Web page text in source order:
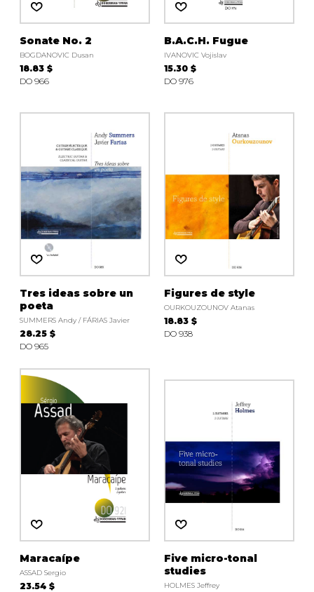
Sonate No. 2
BOGDANOVIC Dusan
18.83 $
DO 966
B.A.C.H. Fugue
IVANOVIC Vojislav
15.30 $
DO 976
Tres ideas sobre un
poeta
SUMMERS Andy / FÁRIAS Javier
28.25 $
DO 965
Figures de style
OURKOUZOUNOV Atanas
18.83 $
DO 938
Maracaípe
ASSAD Sergio
23.54 $
Five micro-tonal
studies
HOLMES Jeffrey